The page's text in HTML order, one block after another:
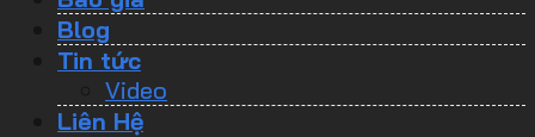
Blog
Tin tức
Video
Liên Hệ